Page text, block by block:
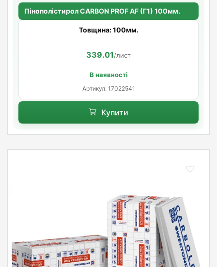
Пінополістирол CARBON PROF AF (Г1) 100мм.
Товщина: 100мм.
339.01/лист
В наявності
Артикул: 17022541
Купити